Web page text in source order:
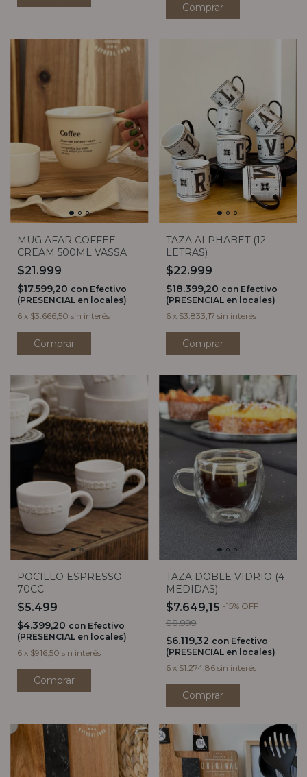
MUG AFAR COFFEE
CREAM 500ML VASSA
$21.999
$17.599,20 con Efectivo
(PRESENCIAL en locales)
6 x $3.666,50 sin interés
TAZA ALPHABET (12
LETRAS)
$22.999
$18.399,20 con Efectivo
(PRESENCIAL en locales)
6 x $3.833,17 sin interés
Comprar
POCILLO ESPRESSO
70CC
$5.499
$4.399,20 con Efectivo
(PRESENCIAL en locales)
6 x $916,50 sin interés
TAZA DOBLE VIDRIO (4
MEDIDAS)
$7.649,15 -15% OFF
$8.999
$6.119,32 con Efectivo
(PRESENCIAL en locales)
6 x $1.274,86 sin interés
Comprar